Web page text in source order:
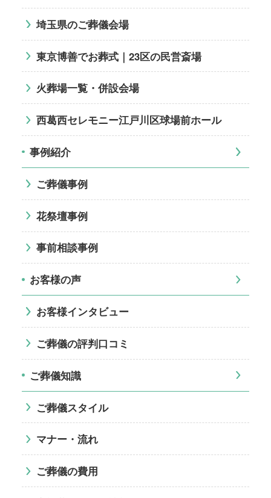
埼玉県のご葬儀会場
東京博善でお葬式｜23区の民営斎場
火葬場一覧・併設会場
西葛西セレモニー江戸川区球場前ホール
事例紹介
ご葬儀事例
花祭壇事例
事前相談事例
お客様の声
お客様インタビュー
ご葬儀の評判口コミ
ご葬儀知識
ご葬儀スタイル
マナー・流れ
ご葬儀の費用